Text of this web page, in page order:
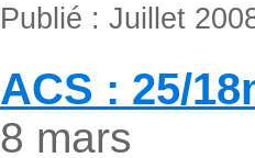
Publié : Juillet
ACS : 25/
8 mars